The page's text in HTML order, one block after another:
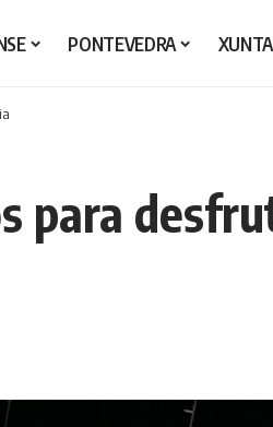
PONTEVEDRA
para